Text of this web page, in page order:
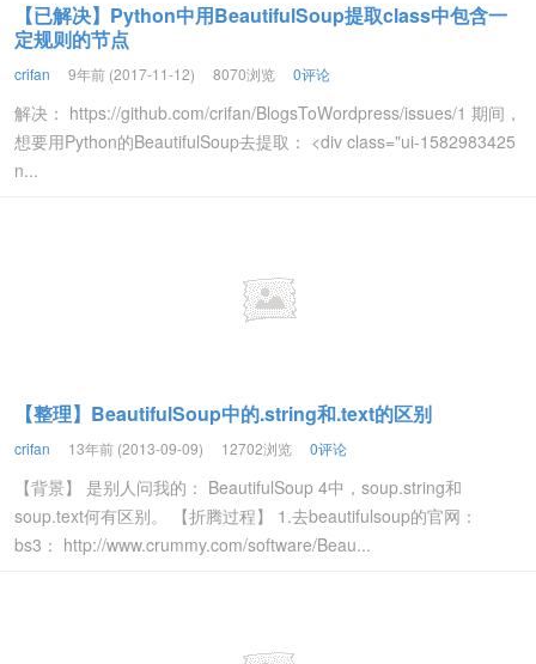
【已解决】Python中用BeautifulSoup提取class中包含一
定规则的节点
crifan 9年前 (2017-11-12) 8070浏览 0评论
解决： https://github.com/crifan/BlogsToWordpress/issues/1 期间，
想要用Python的BeautifulSoup去提取： <div class="ui-1582983425
n...
【整理】BeautifulSoup中的.string和.text的区别
crifan 13年前 (2013-09-09) 12702浏览 0评论
【背景】 是别人问我的： BeautifulSoup 4中，soup.string和
soup.text何有区别。 【折腾过程】 1.去beautifulsoup的官网：
bs3： http://www.crummy.com/software/Beau...